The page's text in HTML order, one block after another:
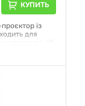
КУПИТЬ
із
для
презентацій.
LED-